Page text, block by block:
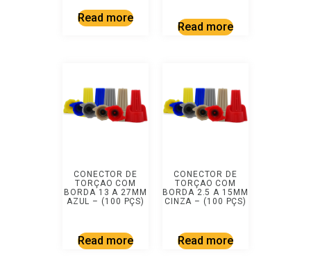
Read more
Read more
CONECTOR DE
TORÇAO COM
BORDA 13 A 27MM
AZUL – (100 PÇS)
Read more
CONECTOR DE
TORÇAO COM
BORDA 2.5 A 15MM
CINZA – (100 PÇS)
Read more